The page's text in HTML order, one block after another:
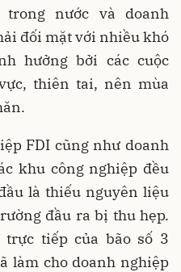
nước và doanh
đối mặt với nhiều khó
hưởng bởi các cuộc
thiên tai, nên mùa
FDI cũng như doanh
khu công nghiệp đều
là thiếu nguyên liệu
đầu ra bị thu hẹp.
tiếp của bão số 3
làm cho doanh nghiệp